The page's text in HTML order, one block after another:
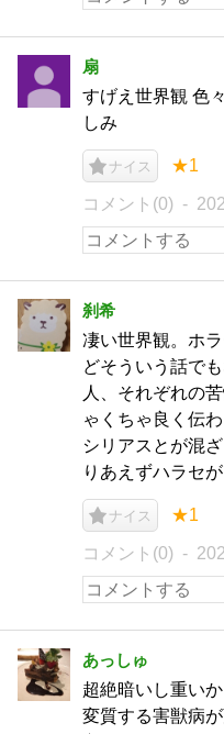
扇
すげえ世界観 色
しみ
ナイス ★1
コメント(0)
刹希
凄い世界観。ホ
どそういう話で
人、それぞれの
ゃくちゃ良く伝
シリアスとが混
りあえずハラセが
ナイス ★1
コメント(0)
あっしゅ
超絶暗いし重い
変質する害獣病